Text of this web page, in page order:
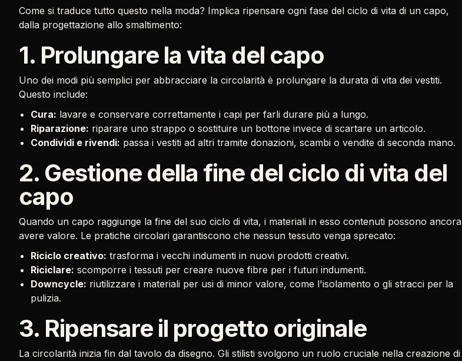
Come si traduce tutto questo nella moda? Implica ripensare ogni fase del ciclo di vita di un capo,
dalla progettazione allo smaltimento:
1. Prolungare la vita del capo
Uno dei modi più semplici per abbracciare la circolarità è prolungare la durata di vita dei vestiti.
Questo include:
Cura: lavare e conservare correttamente i capi per farli durare più a lungo.
Riparazione: riparare uno strappo o sostituire un bottone invece di scartare un articolo.
Condividi e rivendi: passa i vestiti ad altri tramite donazioni, scambi o vendite di seconda mano.
2. Gestione della fine del ciclo di vita del
capo
Quando un capo raggiunge la fine del suo ciclo di vita, i materiali in esso contenuti possono ancora
avere valore. Le pratiche circolari garantiscono che nessun tessuto venga sprecato:
Riciclo creativo: trasforma i vecchi indumenti in nuovi prodotti creativi.
Riciclare: scomporre i tessuti per creare nuove fibre per i futuri indumenti.
Downcycle: riutilizzare i materiali per usi di minor valore, come l'isolamento o gli stracci per la
pulizia.
3. Ripensare il progetto originale
La circolarità inizia fin dal tavolo da disegno. Gli stilisti svolgono un ruolo cruciale nella creazione di